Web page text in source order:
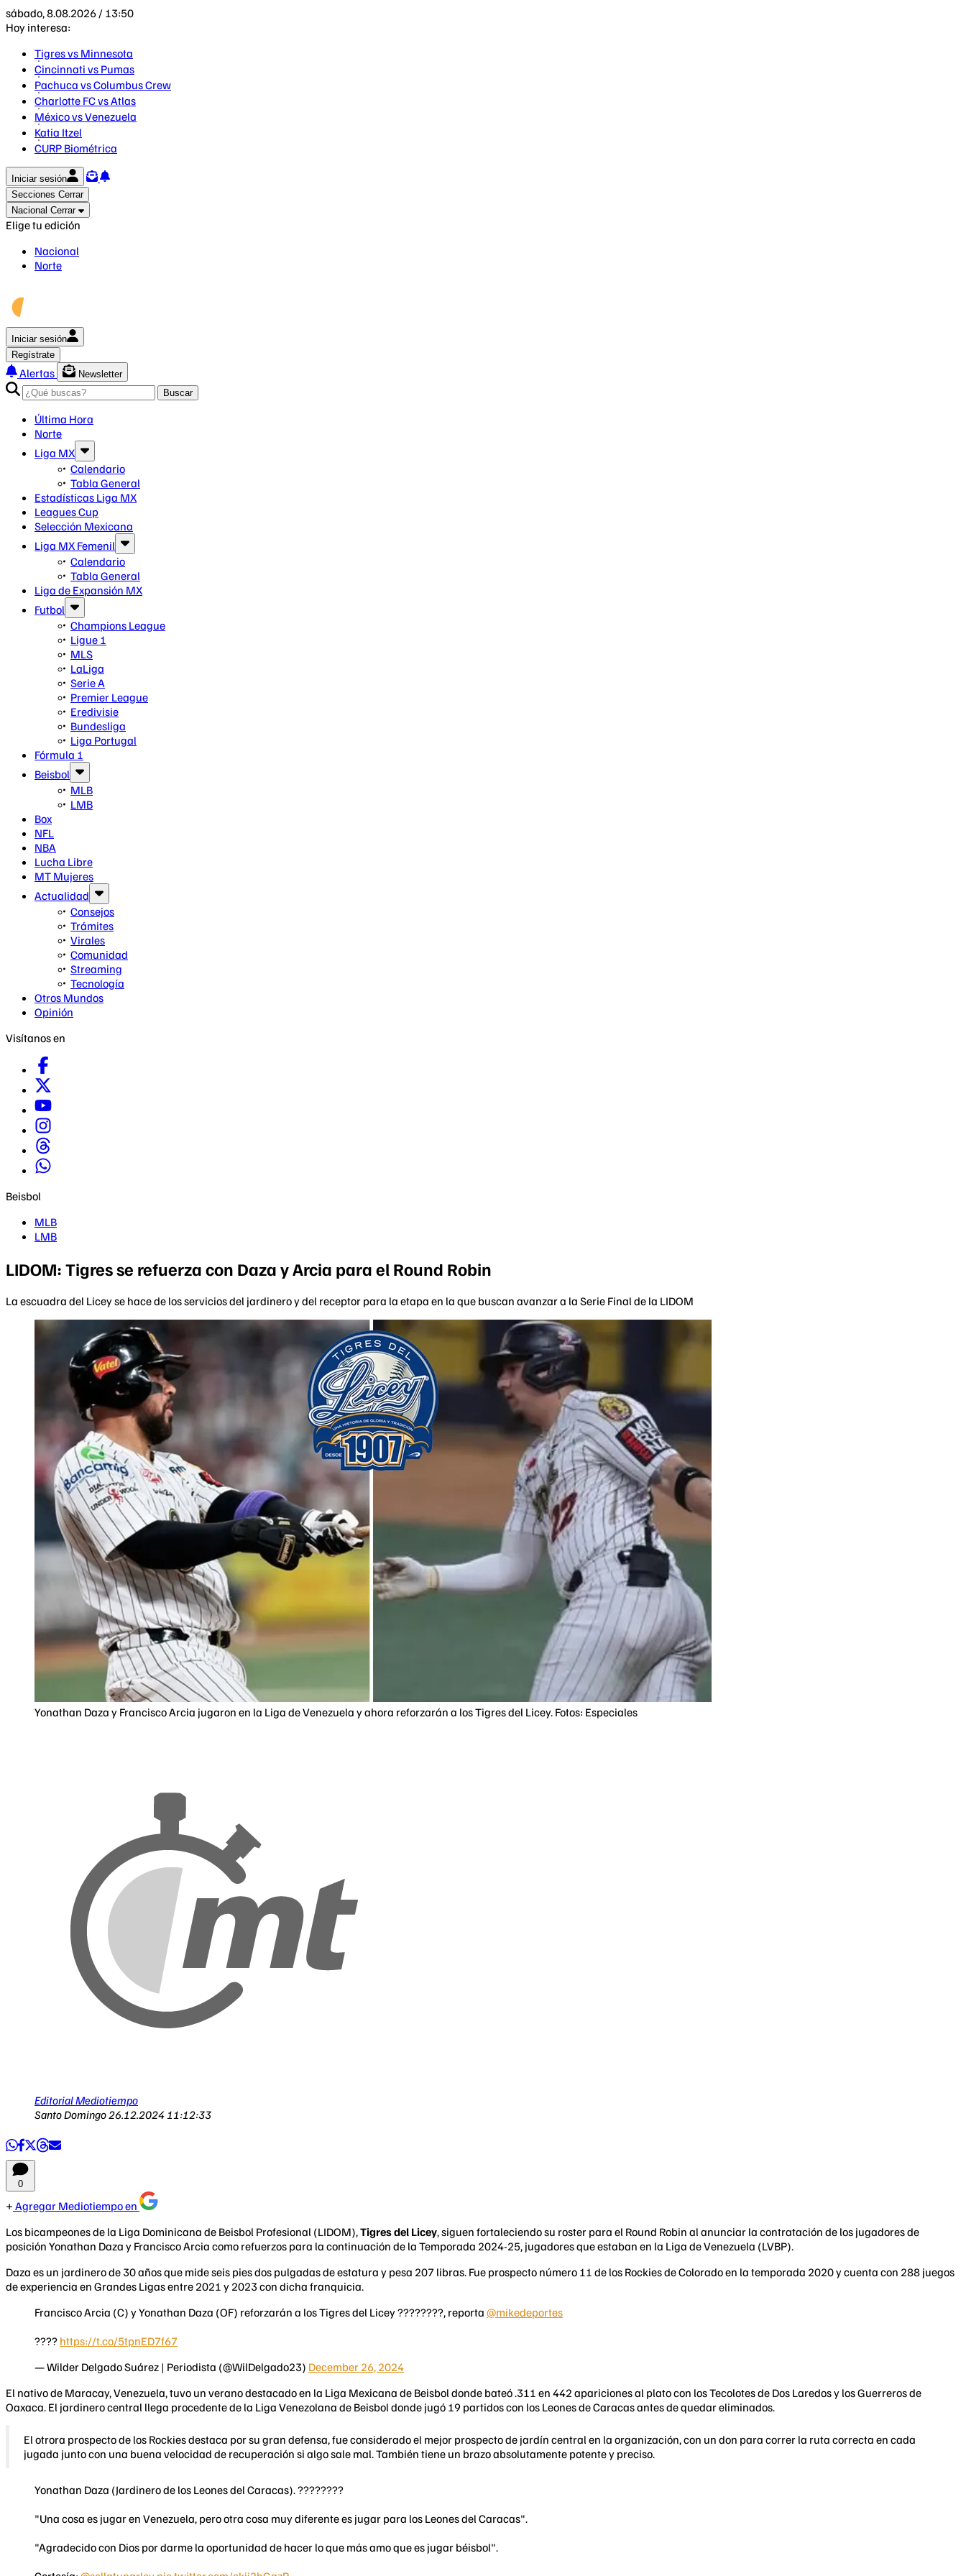
sábado, 8.08.2026 / 13:50
Hoy interesa:
Tigres vs Minnesota
Cincinnati vs Pumas
Pachuca vs Columbus Crew
Charlotte FC vs Atlas
México vs Venezuela
Katia Itzel
CURP Biométrica
Iniciar sesión
Secciones Cerrar
Nacional Cerrar
Elige tu edición
Nacional
Norte
Iniciar sesión
Regístrate
Alertas
Newsletter
Buscar
Última Hora
Norte
Liga MX
Calendario
Tabla General
Estadísticas Liga MX
Leagues Cup
Selección Mexicana
Liga MX Femenil
Calendario
Tabla General
Liga de Expansión MX
Futbol
Champions League
Ligue 1
MLS
LaLiga
Serie A
Premier League
Eredivisie
Bundesliga
Liga Portugal
Fórmula 1
Beisbol
MLB
LMB
Box
NFL
NBA
Lucha Libre
MT Mujeres
Actualidad
Consejos
Trámites
Virales
Comunidad
Streaming
Tecnología
Otros Mundos
Opinión
Visítanos en
Beisbol
MLB
LMB
LIDOM: Tigres se refuerza con Daza y Arcia para el Round Robin
La escuadra del Licey se hace de los servicios del jardinero y del receptor para la etapa en la que buscan avanzar a la Serie Final de la LIDOM
Yonathan Daza y Francisco Arcia jugaron en la Liga de Venezuela y ahora reforzarán a los Tigres del Licey. Fotos: Especiales
Editorial Mediotiempo
Santo Domingo26.12.2024 11:12:33
0
Agregar Mediotiempo en
Los bicampeones de la Liga Dominicana de Beisbol Profesional (LIDOM),Tigres del Licey, siguen fortaleciendo su roster para el Round Robin al anunciar la contratación de los jugadores de
posición Yonathan Daza y Francisco Arcia como refuerzos para la continuación de la Temporada 2024-25, jugadores que estaban en la Liga de Venezuela (LVBP).
Daza es un jardinero de 30 años que mide seis pies dos pulgadas de estatura y pesa 207 libras. Fue prospecto número 11 de los Rockies de Colorado en la temporada 2020 y cuenta con 288 juegos
de experiencia en Grandes Ligas entre 2021 y 2023 con dicha franquicia.
Francisco Arcia (C) y Yonathan Daza (OF) reforzarán a los Tigres del Licey ????????, reporta @mikedeportes
???? https://t.co/5tpnED7f67
— Wilder Delgado Suárez | Periodista (@WilDelgado23) December 26, 2024
El nativo de Maracay, Venezuela, tuvo un verano destacado en la Liga Mexicana de Beisbol donde bateó .311 en 442 apariciones al plato con los Tecolotes de Dos Laredos y los Guerreros de
Oaxaca. El jardinero central llega procedente de la Liga Venezolana de Beisbol donde jugó 19 partidos con los Leones de Caracas antes de quedar eliminados.
El otrora prospecto de los Rockies destaca por su gran defensa, fue considerado el mejor prospecto de jardín central en la organización, con un don para correr la ruta correcta en cada
jugada junto con una buena velocidad de recuperación si algo sale mal. También tiene un brazo absolutamente potente y preciso.
Yonathan Daza (Jardinero de los Leones del Caracas). ????????
"Una cosa es jugar en Venezuela, pero otra cosa muy diferente es jugar para los Leones del Caracas".
"Agradecido con Dios por darme la oportunidad de hacer lo que más amo que es jugar béisbol".